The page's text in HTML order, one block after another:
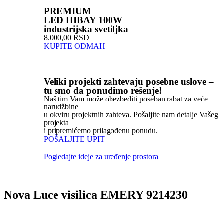
PREMIUM
LED HIBAY 100W
industrijska svetiljka
8.000,00 RSD
KUPITE ODMAH
Veliki projekti zahtevaju posebne uslove –
tu smo da ponudimo rešenje!
Naš tim Vam može obezbediti poseban rabat za veće
narudžbine
u okviru projektnih zahteva. Pošaljite nam detalje Vašeg
projekta
i pripremićemo prilagođenu ponudu.
POŠALJITE UPIT
Pogledajte ideje za uređenje prostora
Nova Luce visilica EMERY 9214230